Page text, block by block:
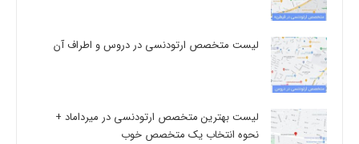
لیست متخصص ارتودنسی در دروس و اطراف آن
لیست بهترین متخصص ارتودنسی در میرداماد +
نحوه انتخاب یک متخصص خوب